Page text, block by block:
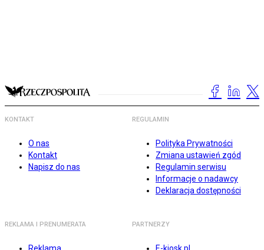
KONTAKT
O nas
Kontakt
Napisz do nas
REGULAMIN
Polityka Prywatności
Zmiana ustawień zgód
Regulamin serwisu
Informacje o nadawcy
Deklaracja dostępności
REKLAMA I PRENUMERATA PARTNERZY